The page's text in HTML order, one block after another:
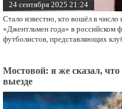
24 сентября 2025 21:24
Стало известно, кто вошёл в
«Джентльмен года» в российском
футболистов, представляющих
Мостовой: я же сказал, что
выезде